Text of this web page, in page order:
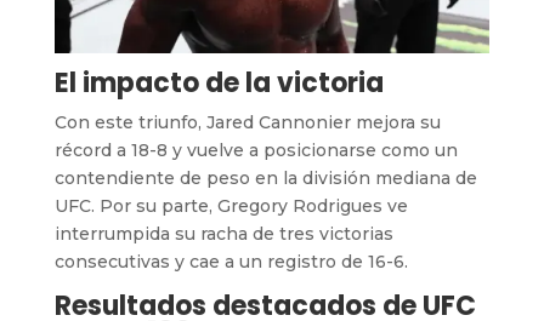
El impacto de la victoria
Con este triunfo, Jared Cannonier mejora su
récord a 18-8 y vuelve a posicionarse como un
contendiente de peso en la división mediana de
UFC. Por su parte, Gregory Rodrigues ve
interrumpida su racha de tres victorias
consecutivas y cae a un registro de 16-6.
Resultados destacados de UFC